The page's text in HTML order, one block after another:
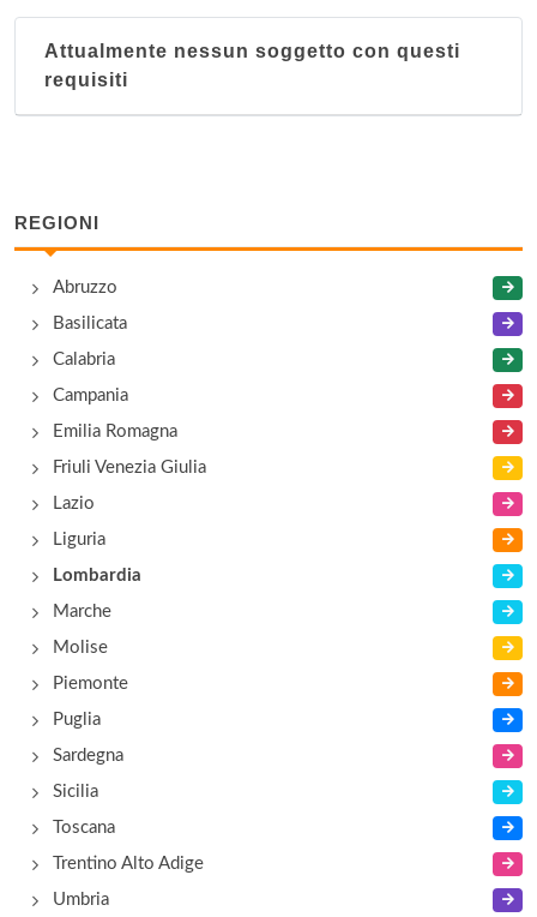
Attualmente nessun soggetto con questi
requisiti
REGIONI
Abruzzo
Basilicata
Calabria
Campania
Emilia Romagna
Friuli Venezia Giulia
Lazio
Liguria
Lombardia
Marche
Molise
Piemonte
Puglia
Sardegna
Sicilia
Toscana
Trentino Alto Adige
Umbria